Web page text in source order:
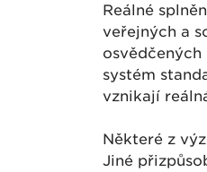
Reálné
veřejných a
osvědčených
systém
vznikají
Některé z
Jiné